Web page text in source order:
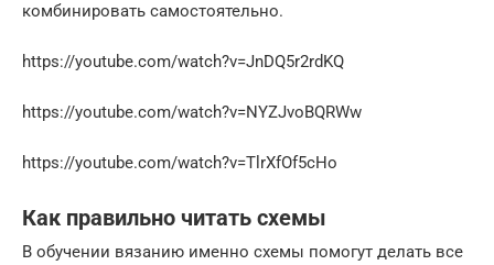
комбинировать самостоятельно.
https://youtube.com/watch?v=JnDQ5r2rdKQ
https://youtube.com/watch?v=NYZJvoBQRWw
https://youtube.com/watch?v=TlrXfOf5cHo
Как правильно читать схемы
В обучении вязанию именно схемы помогут делать все